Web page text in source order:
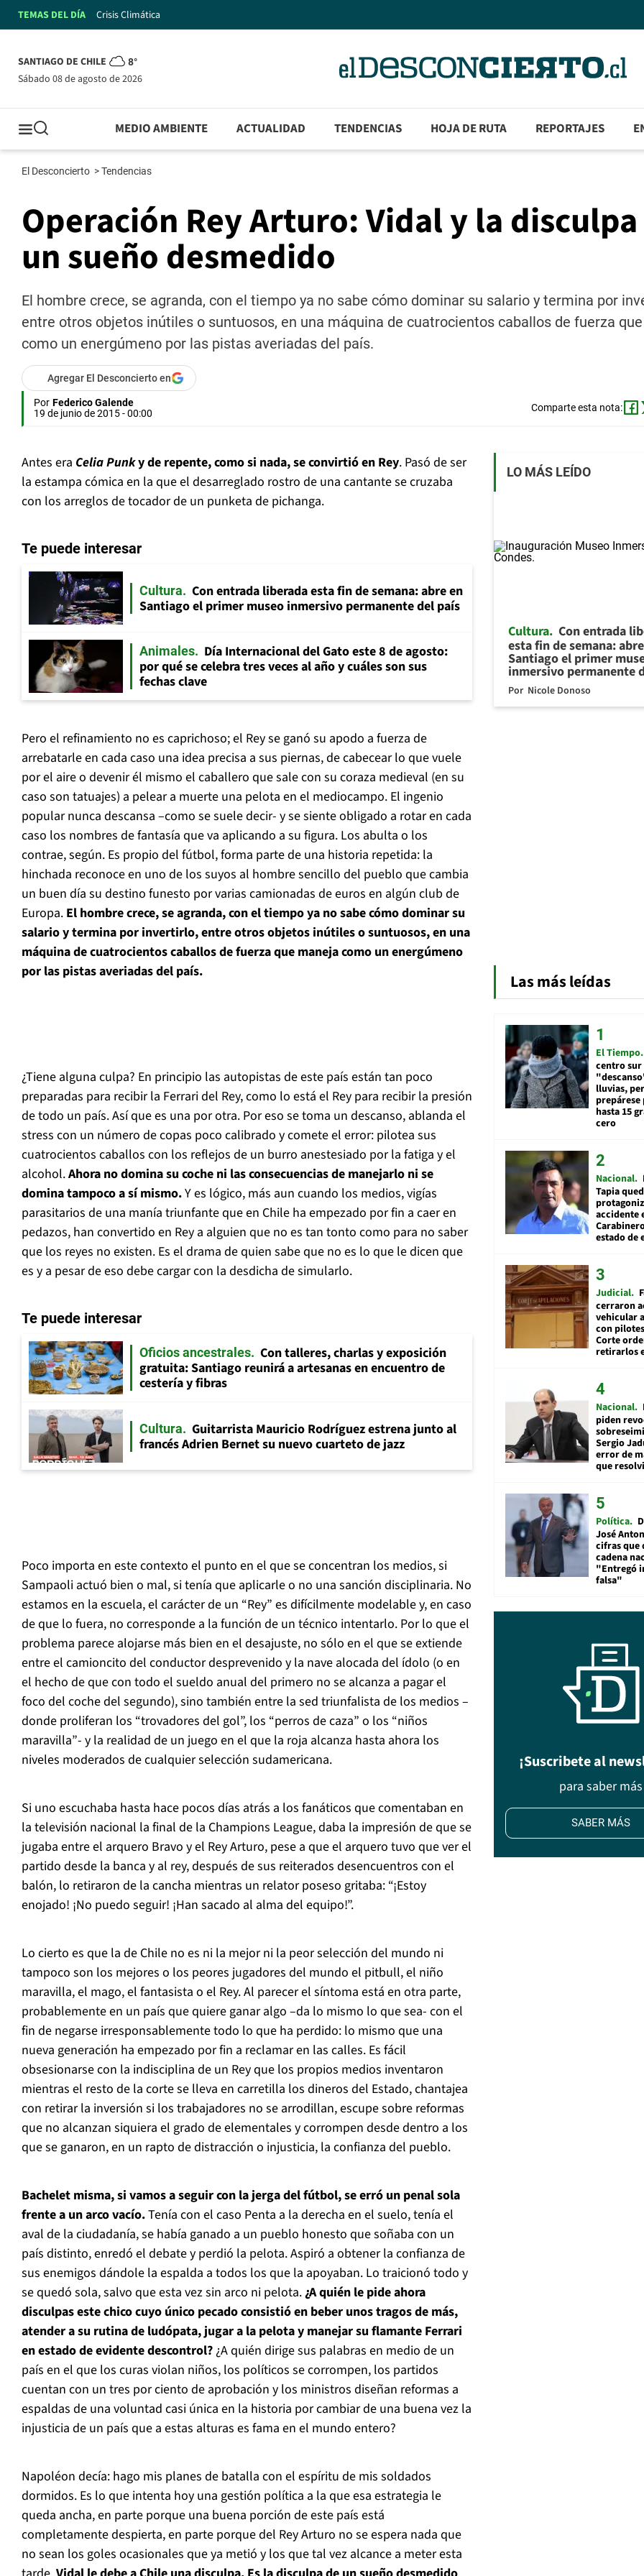
TEMAS DEL DÍA Crisis Climática
SANTIAGO DE CHILE 8°
sábado 08 de agosto de 2026
MEDIO AMBIENTE ACTUALIDAD TENDENCIAS HOJA DE RUTA REPORTAJES
El Desconcierto >Tendencias
Operación Rey Arturo: Vidal y la
un sueño desmedido
El hombre crece, se agranda, con el tiempo ya no sabe cómo dominar su salario y termina por
entre otros objetos inútiles o suntuosos, en una máquina de cuatrocientos caballos de fuerza
como un energúmeno por las pistas averiadas del país.
Agregar El Desconcierto en
Por Federico Galende
19 de junio de 2015 - 00:00
Comparte esta nota:
Antes era Celia Punky de repente, como si nada, se convirtió en Rey. Pasó de ser
la estampa cómica en la que el desarreglado rostro de una cantante se cruzaba
con los arreglos de tocador de un punketa de pichanga.
Te puede interesar
Cultura
Con entrada liberada esta fin de semana: abre en
Santiago el primer museo inmersivo permanente del país
Animales
Día Internacional del Gato este 8 de agosto:
por qué se celebra tres veces al año y cuáles son sus
fechas clave
Pero el refinamiento no es caprichoso; el Rey se ganó su apodo a fuerza de
arrebatarle en cada caso una idea precisa a sus piernas, de cabecear lo que vuele
por el aire o devenir él mismo el caballero que sale con su coraza medieval (en su
caso son tatuajes) a pelear a muerte una pelota en el mediocampo. El ingenio
popular nunca descansa –como se suele decir- y se siente obligado a rotar en cada
caso los nombres de fantasía que va aplicando a su figura. Los abulta o los
contrae, según. Es propio del fútbol, forma parte de una historia repetida: la
hinchada reconoce en uno de los suyos al hombre sencillo del pueblo que cambia
un buen día su destino funesto por varias camionadas de euros en algún club de
Europa. El hombre crece, se agranda, con el tiempo ya no sabe cómo dominar su
salario y termina por invertirlo, entre otros objetos inútiles o suntuosos, en una
máquina de cuatrocientos caballos de fuerza que maneja como un energúmeno
por las pistas averiadas del país.
¿Tiene alguna culpa? En principio las autopistas de este país están tan poco
preparadas para recibir la Ferrari del Rey, como lo está el Rey para recibir la presión
de todo un país. Así que es una por otra. Por eso se toma un descanso, ablanda el
stress con un número de copas poco calibrado y comete el error: pilotea sus
cuatrocientos caballos con los reflejos de un burro anestesiado por la fatiga y el
alcohol.Ahora no domina su coche ni las consecuencias de manejarlo ni se
domina tampoco a sí mismo.Y es lógico, más aun cuando los medios, vigías
parasitarios de una manía triunfante que en Chile ha empezado por fin a caer en
pedazos, han convertido en Rey a alguien que no es tan tonto como para no saber
que los reyes no existen. Es el drama de quien sabe que no es lo que le dicen que
es y a pesar de eso debe cargar con la desdicha de simularlo.
Te puede interesar
Oficios ancestrales
Con talleres, charlas y exposición
gratuita: Santiago reunirá a artesanas en encuentro de
cestería y fibras
Cultura
Guitarrista Mauricio Rodríguez estrena junto al
francés Adrien Bernet su nuevo cuarteto de jazz
Poco importa en este contexto el punto en el que se concentran los medios, si
Sampaoli actuó bien o mal, si tenía que aplicarle o no una sanción disciplinaria. No
estamos en la escuela, el carácter de un “Rey” es difícilmente modelable y, en caso
de que lo fuera, no corresponde a la función de un técnico intentarlo. Por lo que el
problema parece alojarse más bien en el desajuste, no sólo en el que se extiende
entre el camioncito del conductor desprevenido y la nave alocada del ídolo (o en
el hecho de que con todo el sueldo anual del primero no se alcanza a pagar el
foco del coche del segundo), sino también entre la sed triunfalista de los medios –
donde proliferan los “trovadores del gol”, los “perros de caza” o los “niños
maravilla”- y la realidad de un juego en el que la roja alcanza hasta ahora los
niveles moderados de cualquier selección sudamericana.
Si uno escuchaba hasta hace pocos días atrás a los fanáticos que comentaban en
la televisión nacional la final de la Champions League, daba la impresión de que se
jugaba entre el arquero Bravo y el Rey Arturo, pese a que el arquero tuvo que ver el
partido desde la banca y al rey, después de sus reiterados desencuentros con el
balón, lo retiraron de la cancha mientras un relator poseso gritaba: “¡Estoy
enojado! ¡No puedo seguir! ¡Han sacado al alma del equipo!”.
Lo cierto es que la de Chile no es ni la mejor ni la peor selección del mundo ni
tampoco son los mejores o los peores jugadores del mundo el pitbull, el niño
maravilla, el mago, el fantasista o el Rey. Al parecer el síntoma está en otra parte,
probablemente en un país que quiere ganar algo –da lo mismo lo que sea- con el
fin de negarse irresponsablemente todo lo que ha perdido: lo mismo que una
nueva generación ha empezado por fin a reclamar en las calles. Es fácil
obsesionarse con la indisciplina de un Rey que los propios medios inventaron
mientras el resto de la corte se lleva en carretilla los dineros del Estado, chantajea
con retirar la inversión si los trabajadores no se arrodillan, escupe sobre reformas
que no alcanzan siquiera el grado de elementales y corrompen desde dentro a los
que se ganaron, en un rapto de distracción o injusticia, la confianza del pueblo.
Bachelet misma, si vamos a seguir con la jerga del fútbol, se erró un penal sola
frente a un arco vacío.Tenía con el caso Penta a la derecha en el suelo, tenía el
aval de la ciudadanía, se había ganado a un pueblo honesto que soñaba con un
país distinto, enredó el debate y perdió la pelota. Aspiró a obtener la confianza de
sus enemigos dándole la espalda a todos los que la apoyaban. Lo traicionó todo y
se quedó sola, salvo que esta vez sin arco ni pelota.¿A quién le pide ahora
disculpas este chico cuyo único pecado consistió en beber unos tragos de más,
atender a su rutina de ludópata, jugar a la pelota y manejar su flamante Ferrari
en estado de evidente descontrol?¿A quién dirige sus palabras en medio de un
país en el que los curas violan niños, los políticos se corrompen, los partidos
cuentan con un tres por ciento de aprobación y los ministros diseñan reformas a
espaldas de una voluntad casi única en la historia por cambiar de una buena vez la
injusticia de un país que a estas alturas es fama en el mundo entero?
Napoléon decía: hago mis planes de batalla con el espíritu de mis soldados
dormidos. Es lo que intenta hoy una gestión política a la que esa estrategia le
queda ancha, en parte porque una buena porción de este país está
completamente despierta, en parte porque del Rey Arturo no se espera nada que
no sean los goles ocasionales que ya metió y los que tal vez alcance a meter esta
LO MÁS LEÍDO
Cultura Con entrada
esta fin de semana:
Santiago el primer
inmersivo permanente
Por Nicole Donoso
Las más leídas
El Tiempo
centro
lluvias,
hasta 15
cero
Nacional
Tapia
accidente
estado de
Judicial
cerraron
vehicular
con
Corte
retirarlos
Nacional
piden
Sergio
error de
que
Política
José
cifras que
cadena
"Entregó
falsa"
¡Suscribete al
para saber más
SABER MÁS